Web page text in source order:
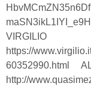
VIRGILIO
https://
60352990.html
http://